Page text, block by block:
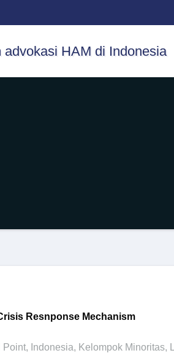
Resnponse Mechanism
Point, Indonesia, Kelompok Minoritas,